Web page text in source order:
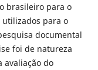
brasileiro para o
utilizados para o
documental
foi de natureza
avaliação do